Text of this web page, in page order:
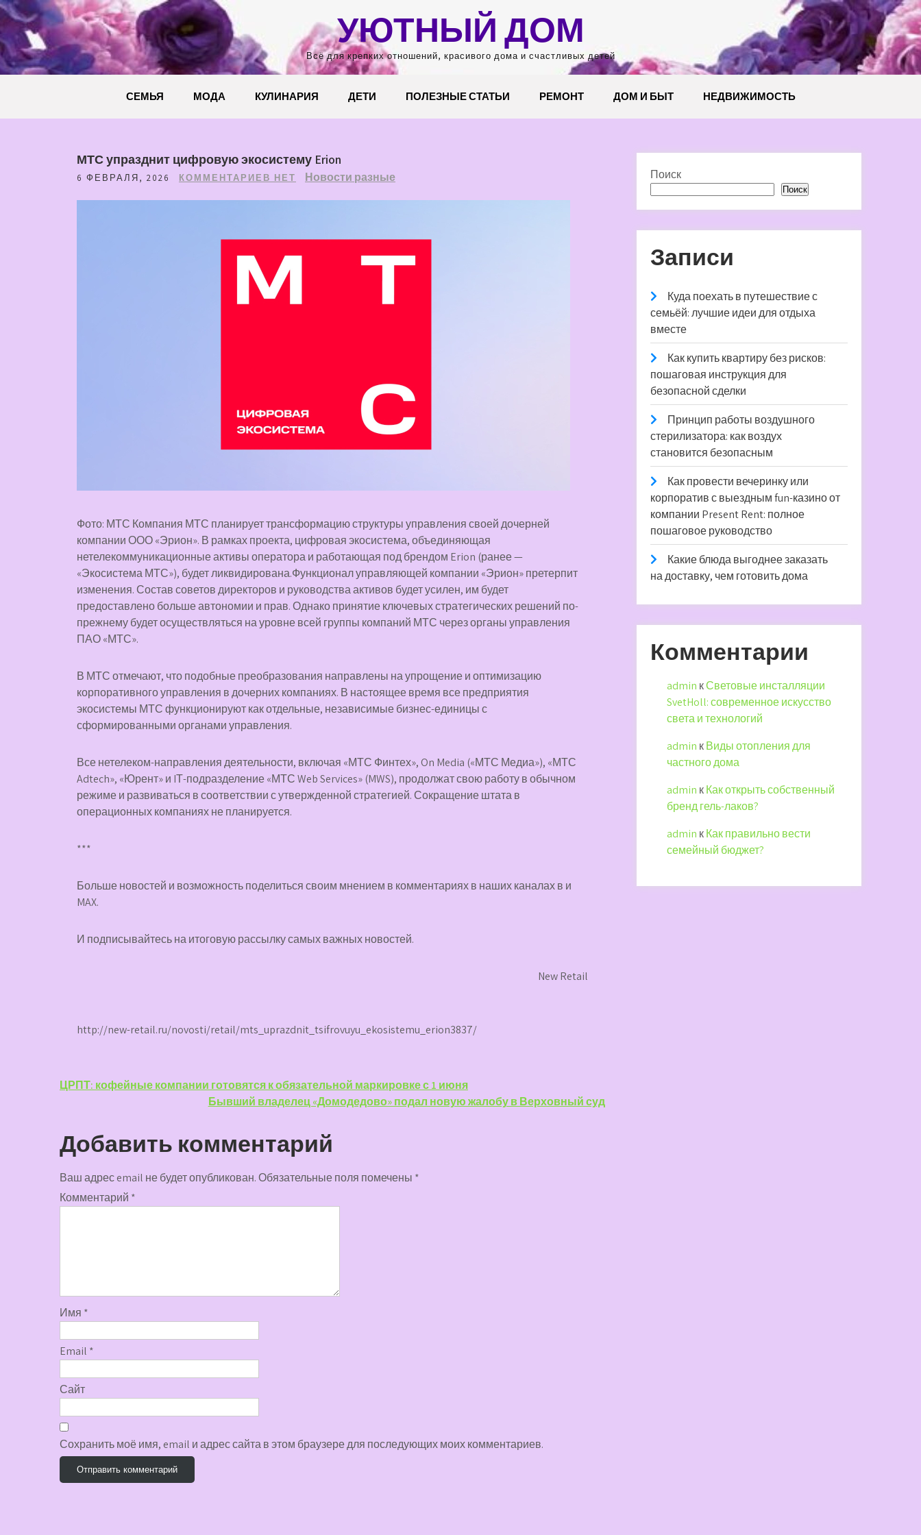
Перейти
содержимому
УЮТНЫЙ ДОМ
Всё для крепких отношений, красивого дома и счастливых детей
СЕМЬЯ МОДА КУЛИНАРИЯ ДЕТИ ПОЛЕЗНЫЕ СТАТЬИ РЕМОНТ ДОМ И БЫТ НЕДВИЖИМОСТЬ
МТС упразднит цифровую экосистему Erion
6 ФЕВРАЛЯ, 2026 КОММЕНТАРИЕВ НЕТ Новости разные
Фото: МТС Компания МТС планирует трансформацию структуры управления своей дочерней
компании ООО «Эрион». В рамках проекта, цифровая экосистема, объединяющая
нетелекоммуникационные активы оператора и работающая под брендом Erion (ранее —
«Экосистема МТС»), будет ликвидирована.Функционал управляющей компании «Эрион» претерпит
изменения. Состав советов директоров и руководства активов будет усилен, им будет
предоставлено больше автономии и прав. Однако принятие ключевых стратегических решений по-
прежнему будет осуществляться на уровне всей группы компаний МТС через органы управления
ПАО «МТС».
В МТС отмечают, что подобные преобразования направлены на упрощение и оптимизацию
корпоративного управления в дочерних компаниях. В настоящее время все предприятия
экосистемы МТС функционируют как отдельные, независимые бизнес-единицы с
сформированными органами управления.
Все нетелеком-направления деятельности, включая «МТС Финтех», On Media («МТС Медиа»), «МТС
Adtech», «Юрент» и IТ-подразделение «МТС Web Services» (MWS), продолжат свою работу в обычном
режиме и развиваться в соответствии с утвержденной стратегией. Сокращение штата в
операционных компаниях не планируется.
***
Больше новостей и возможность поделиться своим мнением в комментариях в наших каналах в и
MAX.
И подписывайтесьна итоговую рассылку самых важных новостей.
New Retail
http://new-retail.ru/novosti/retail/mts_uprazdnit_tsifrovuyu_ekosistemu_erion3837/
Навигация
записям
ЦРПТ: кофейные компании готовятся к обязательной маркировке с 1 июня
Бывший владелец «Домодедово» подал новую жалобу в Верховный суд
Добавить комментарий
Ваш адрес email не будет опубликован.Обязательные поля помечены *
Комментарий *
Имя *
Email *
Сайт
Сохранить моё имя, email и адрес сайта в этом браузере для последующих моих комментариев.
Поиск
Поиск
Записи
Куда поехать в путешествие с
семьёй: лучшие идеи для отдыха
вместе
Как купить квартиру без рисков:
пошаговая инструкция для
безопасной сделки
Принцип работы воздушного
стерилизатора: как воздух
становится безопасным
Как провести вечеринку или
корпоратив с выездным fun-казино от
компании Present Rent: полное
пошаговое руководство
Какие блюда выгоднее заказать
на доставку, чем готовить дома
Комментарии
admin кСветовые инсталляции
SvetHoll: современное искусство
света и технологий
admin кВиды отопления для
частного дома
admin кКак открыть собственный
бренд гель-лаков?
admin кКак правильно вести
семейный бюджет?